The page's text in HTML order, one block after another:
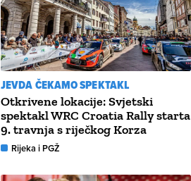
JEVDA ČEKAMO SPEKTAKL
Otkrivene lokacije: Svjetski
spektakl WRC Croatia Rally starta
9. travnja s riječkog Korza
Rijeka i PGŽ